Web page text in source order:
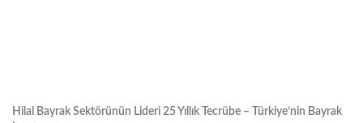
Hilal Bayrak Sektörünün Lideri 25 Yıllık Tecrübe – Türkiye’nin Bayrak